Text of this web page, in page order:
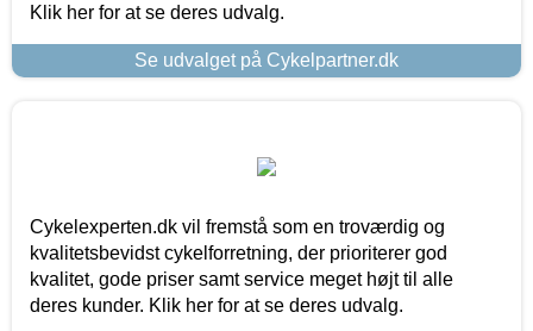
Klik her for at se deres udvalg.
Se udvalget på Cykelpartner.dk
Cykelexperten.dk vil fremstå som en troværdig og
kvalitetsbevidst cykelforretning, der prioriterer god
kvalitet, gode priser samt service meget højt til alle
deres kunder. Klik her for at se deres udvalg.